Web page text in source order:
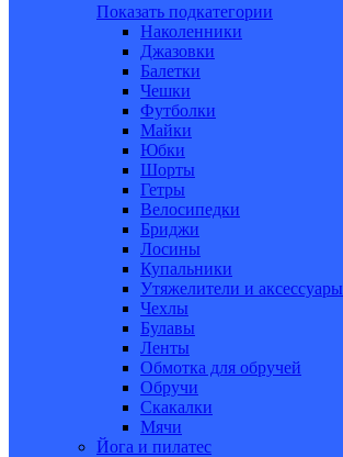
Показать подкатегории
Наколенники
Джазовки
Балетки
Чешки
Футболки
Майки
Юбки
Шорты
Гетры
Велосипедки
Бриджи
Лосины
Купальники
Утяжелители и аксессуары
Чехлы
Булавы
Ленты
Обмотка для обручей
Обручи
Скакалки
Мячи
Йога и пилатес